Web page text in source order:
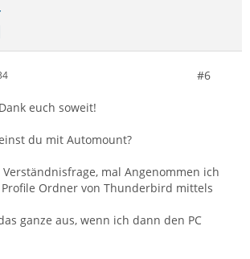
#6
euch soweit!
du mit Automount?
mal Angenommen ich
Ordner von Thunderbird mittels
ganze aus, wenn ich dann den PC